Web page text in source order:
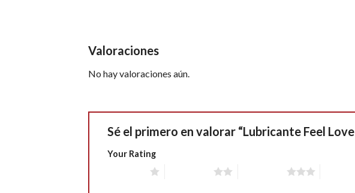
Valoraciones
No hay valoraciones aún.
Sé el primero en valorar “Lubricante Feel
Your Rating